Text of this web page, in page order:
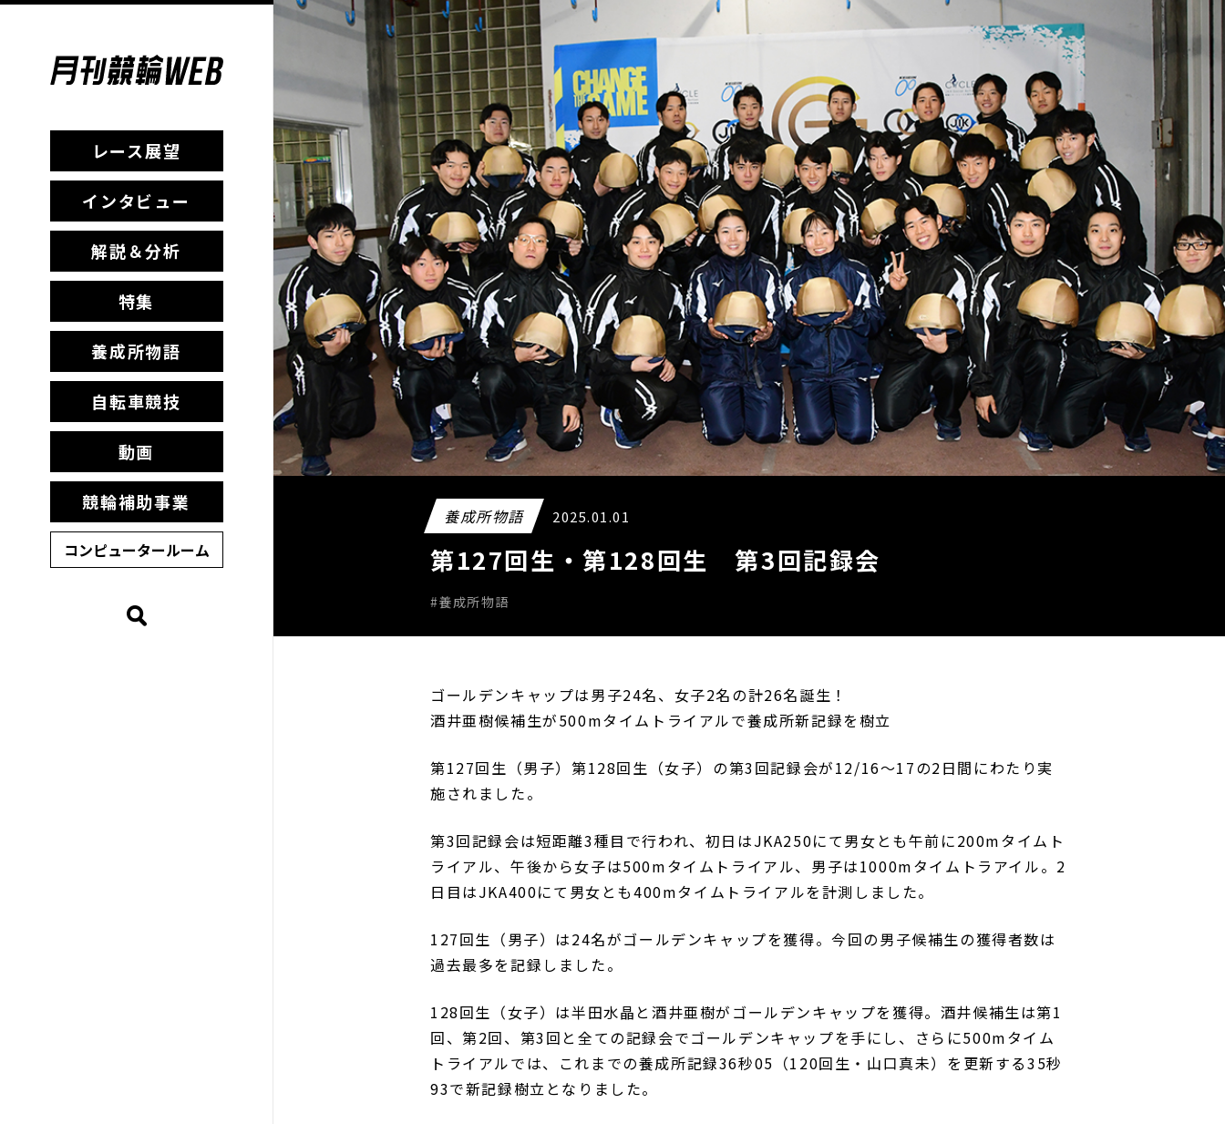
レース展望
インタビュー
解説＆分析
特集
養成所物語
自転車競技
動画
競輪補助事業
コンピュータールーム
養成所物語 2025.01.01
第127回生・第128回生 第3回記録会
#養成所物語
ゴールデンキャップは男子24名、女子2名の計26名誕生！
酒井亜樹候補生が500mタイムトライアルで養成所新記録を樹立
第127回生（男子）第128回生（女子）の第3回記録会が12/16～17の2日間にわたり実
施されました。
第3回記録会は短距離3種目で行われ、初日はJKA250にて男女とも午前に200mタイムト
ライアル、午後から女子は500mタイムトライアル、男子は1000mタイムトラアイル。2
日目はJKA400にて男女とも400mタイムトライアルを計測しました。
127回生（男子）は24名がゴールデンキャップを獲得。今回の男子候補生の獲得者数は
過去最多を記録しました。
128回生（女子）は半田水晶と酒井亜樹がゴールデンキャップを獲得。酒井候補生は第1
回、第2回、第3回と全ての記録会でゴールデンキャップを手にし、さらに500mタイム
トライアルでは、これまでの養成所記録36秒05（120回生・山口真未）を更新する35秒
93で新記録樹立となりました。